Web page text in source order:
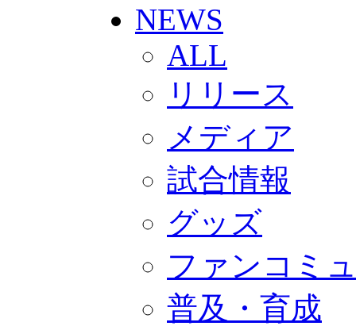
2026/27
練習見学時のファンサービスに
奈良クラブ明治安田J3リーグ
奈良クラブ明治安田Ｊ3リーグ
観戦ルール＆マナー
FANCOMMUNITY
サポートショップ
GOODS
オフィシャルストア（実店舗）
オンラインストア
ACADEMY
アカデミーについて
プロジェクト
ジュニア
ジュニアユース
ユース
練習拠点（ナラディーア）
NEWS
ALL
リリース
メディア
試合情報
グッズ
ファンコミ
普及・育成